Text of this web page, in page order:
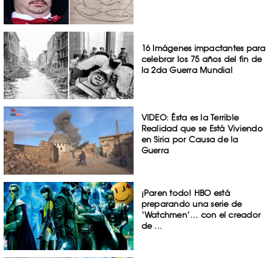
16 Imágenes impactantes para
celebrar los 75 años del fin de
la 2da Guerra Mundial
VIDEO: Ésta es la Terrible
Realidad que se Está Viviendo
en Siria por Causa de la
Guerra
¡Paren todo! HBO está
preparando una serie de
‘Watchmen’… con el creador
de ...